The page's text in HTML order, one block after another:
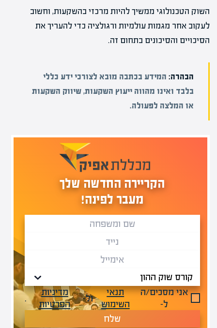
השוק הטכנולוגי ממשיך להיות מרכזי בהשקעות, וחשוב
לעקוב אחר מגמות עולמיות ורגולציה כדי להעריך את
הסיכויים והסיכונים בתחום זה.
הבהרה: המידע בכתבה מובא לצורכי ידע כללי
בלבד ואינו מהווה ייעוץ השקעות, שיווק השקעות
או המלצה לפעולה.
הקריירה החדשה שלך
מעבר לפינה!
אני מסכים/ה
ל-
תנאי
השימוש
ול-
מדיניות
הפרטיות
.
שלח